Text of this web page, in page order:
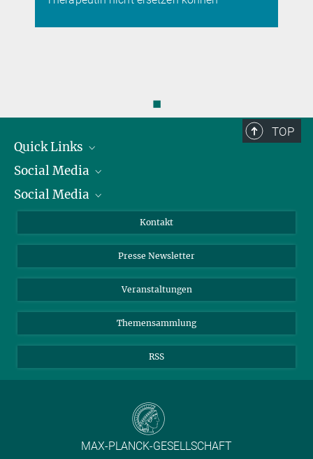
◼
TOP
Quick Links
Präsident
Zahlen und Fakten
Meldestelle Fehlverhalten
Social Media
Bluesky
TikTok
Social Media
Instagram
YouTube
Kontakt
Presse Newsletter
Veranstaltungen
Themensammlung
RSS
MAX-PLANCK-GESELLSCHAFT